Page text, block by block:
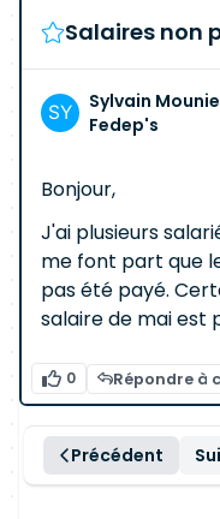
Salaires non
Sylvain
Fedep's
Bonjour,
J'ai plusieurs
me font part que
pas été payé.
salaire de mai est
0 Répondre à
Précédent